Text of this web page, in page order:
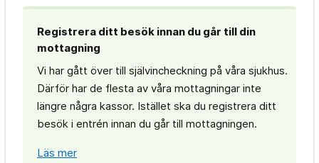
Registrera ditt besök innan du går till din
mottagning
Vi har gått över till självincheckning på våra sjukhus.
Därför har de flesta av våra mottagningar inte
längre några kassor. Istället ska du registrera ditt
besök i entrén innan du går till mottagningen.
Läs mer